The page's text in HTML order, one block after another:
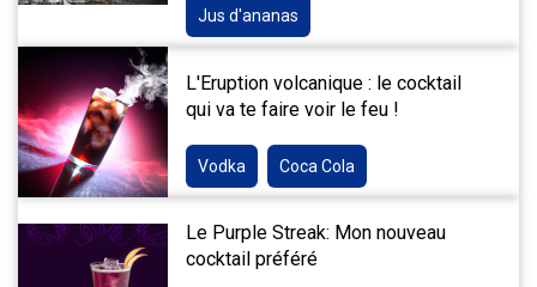
Jus d'ananas
L'Eruption volcanique : le cocktail
qui va te faire voir le feu !
Vodka Coca Cola
Le Purple Streak: Mon nouveau
cocktail préféré